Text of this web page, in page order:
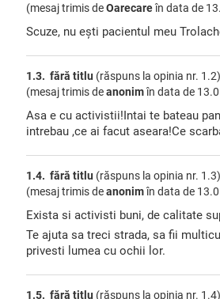
(mesaj trimis deOarecareîn data de
Scuze, nu ești pacientul meu
1.3. fără titlu (răspuns la opinia nr. 1.2)
(mesaj trimis deanonimîn data de
Asa e cu activistii!Intai te bateau
intrebau ,ce ai facut aseara!Ce
1.4. fără titlu (răspuns la opinia nr. 1.3)
(mesaj trimis deanonimîn data de
Exista si activisti buni, de calitate
Te ajuta sa treci strada, sa fii
privesti lumea cu ochii lor.
1.5. fără titlu (răspuns la opinia nr. 1.4)